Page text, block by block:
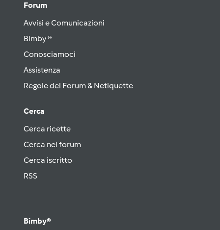
Forum
Avvisi e Comunicazioni
Bimby ®
Conosciamoci
Assistenza
Regole del Forum & Netiquette
Cerca
Cerca ricette
Cerca nel forum
Cerca iscritto
RSS
Bimby®